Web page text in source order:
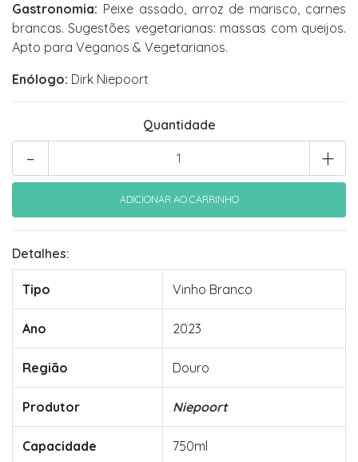
Gastronomia: Peixe assado, arroz de marisco, carnes
brancas. Sugestões vegetarianas: massas com queijos.
Apto para Veganos & Vegetarianos.
Enólogo: Dirk Niepoort
Quantidade
+
-
Detalhes:
Tipo Vinho Branco
Ano 2023
Região Douro
Produtor Niepoort
Capacidade 750ml